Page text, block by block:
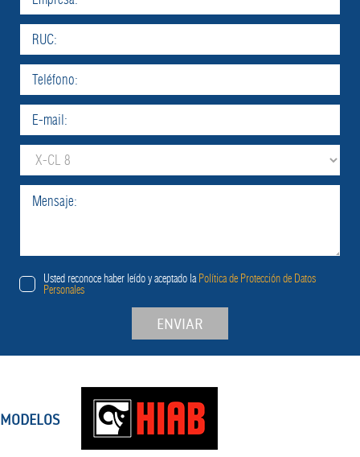
Usted reconoce haber leído y aceptado laPolítica de Protección de Datos
Personales
ENVIAR
MODELOS